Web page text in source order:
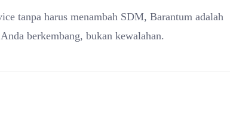
tanpa harus menambah SDM, Barantum adalah
berkembang, bukan kewalahan.